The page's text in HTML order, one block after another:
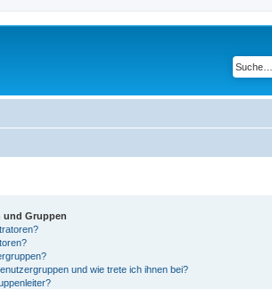
und Gruppen
und wie trete ich ihnen bei?